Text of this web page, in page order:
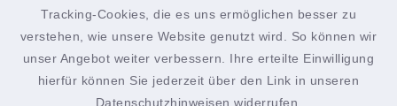
Tracking-Cookies, die es uns ermöglichen besser zu
verstehen, wie unsere Website genutzt wird. So können wir
unser Angebot weiter verbessern. Ihre erteilte Einwilligung
hierfür können Sie jederzeit über den Link in unseren
Datenschutzhinweisen widerrufen.
facebook
instagram